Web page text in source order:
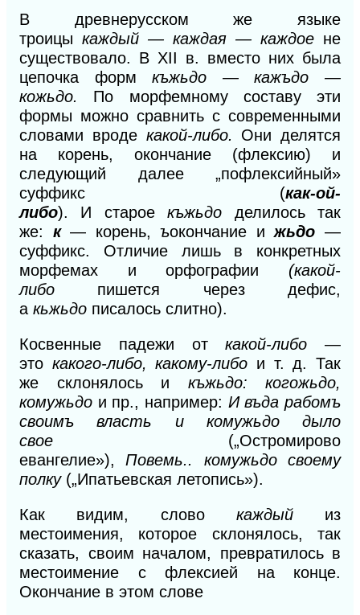
В древнерусском же языке
троицы каждый — каждая — каждое не
существовало. В XII в. вместо них была
цепочка формкъжьдо — кажъдо —
кожьдо. По морфемному составу эти
формы можно сравнить с современными
словами вроде какой-либо. Они делятся
на корень, окончание (флексию) и
следующий далее „пофлексийный»
суффикс (как-ой-
либо). И староекъжьдо делилось так
же: к — корень,ъокончание ижьдо —
суффикс. Отличие лишь в конкретных
морфемах и орфографии (какой-
либо пишется через дефис,
а кьжьдо писалось слитно).
Косвенные падежи откакой-либо —
это какого-либо, какому-либо и т. д. Так
же склонялось и къжьдо: когожьдо,
комужьдо и пр., например: И въда рабомъ
своимъ власть и комужьдо дыло
свое („Остромирово
евангелие»),Повемь.. комужьдо своему
полку („Ипатьевская летопись»).
Как видим, слово каждый из
местоимения, которое склонялось, так
сказать, своим началом, превратилось в
местоимение с флексией на конце.
Окончание в этом слове